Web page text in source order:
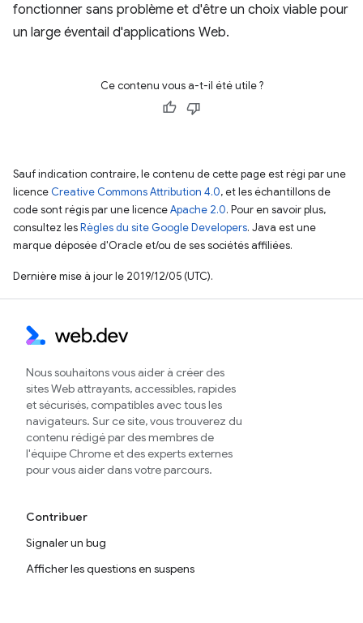
fonctionner sans problème et d'être un choix viable pour
un large éventail d'applications Web.
Ce contenu vous a-t-il été utile ?
Sauf indication contraire, le contenu de cette page est régi par une
licence Creative Commons Attribution 4.0, et les échantillons de
code sont régis par une licenceApache 2.0. Pour en savoir plus,
consultez lesRègles du site Google Developers. Java est une
marque déposée d'Oracle et/ou de ses sociétés affiliées.
Dernière mise à jour le 2019/12/05 (UTC).
Nous souhaitons vous aider à créer des
sites Web attrayants, accessibles, rapides
et sécurisés, compatibles avec tous les
navigateurs. Sur ce site, vous trouverez du
contenu rédigé par des membres de
l'équipe Chrome et des experts externes
pour vous aider dans votre parcours.
Contribuer
Signaler un bug
Afficher les questions en suspens